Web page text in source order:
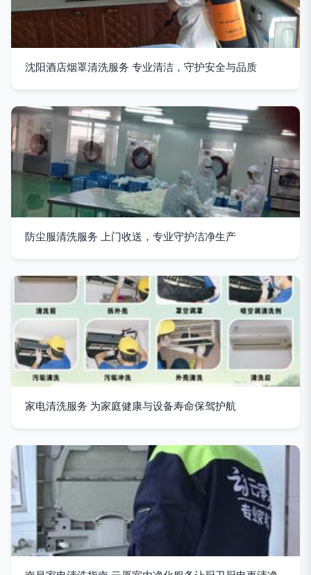
沈阳酒店烟罩清洗服务 专业清洁，守护安全与品质
防尘服清洗服务 上门收送，专业守护洁净生产
家电清洗服务 为家庭健康与设备寿命保驾护航